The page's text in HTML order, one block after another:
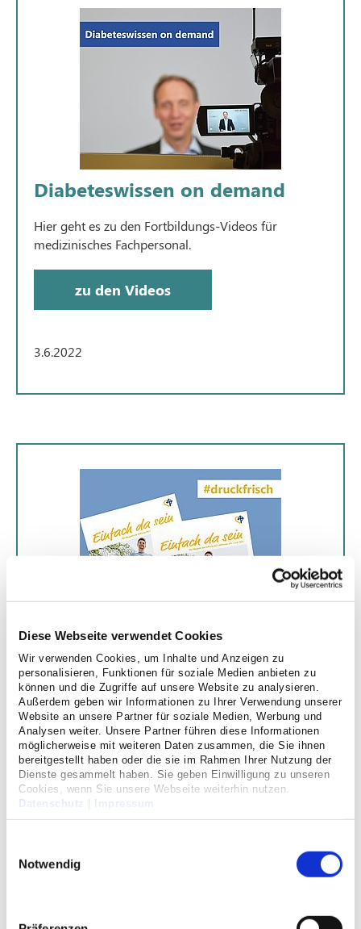
Diese Webseite verwendet Cookies
Wir verwenden Cookies, um Inhalte und Anzeigen zu
personalisieren, Funktionen für soziale Medien anbieten zu
können und die Zugriffe auf unsere Website zu analysieren.
Außerdem geben wir Informationen zu Ihrer Verwendung unserer
Website an unsere Partner für soziale Medien, Werbung und
Analysen weiter. Unsere Partner führen diese Informationen
möglicherweise mit weiteren Daten zusammen, die Sie ihnen
bereitgestellt haben oder die sie im Rahmen Ihrer Nutzung der
Dienste gesammelt haben. Sie geben Einwilligung zu unseren
Cookies, wenn Sie unsere Webseite weiterhin nutzen.
Datenschutz
Impressum
Notwendig
Diabeteswissen on demand
Hier geht es zu den Fortbildungs-Videos für
medizinisches Fachpersonal.
zu den Videos
3.6.2022
Juni-Ausgabe von "Einfach da
sein"
Hier geht es zur Online-Version des Magazins
zum Magazin
2.6.2022